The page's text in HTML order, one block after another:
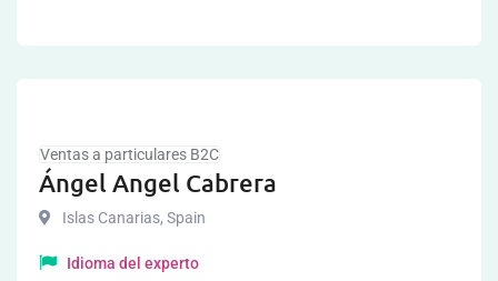
Ventas a particulares B2C
Ángel Angel Cabrera
Islas Canarias, Spain
Idioma del experto